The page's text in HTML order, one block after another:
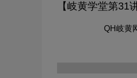
【岐黄学堂第31
QH岐黄